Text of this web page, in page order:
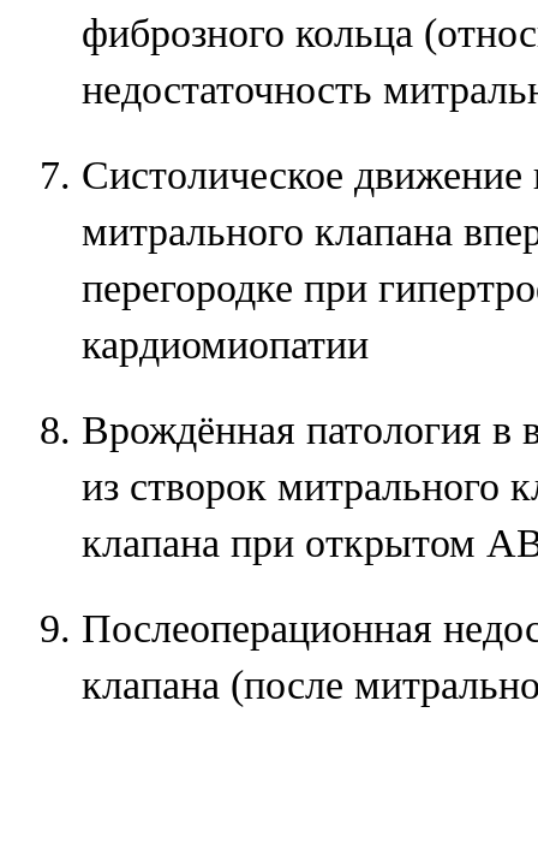
фиброзного кольца
недостаточность
Систолическое движение
митрального клапана
перегородке при
кардиомиопатии
Врождённая патология в
из створок митрального
клапана при открытом
Послеоперационная
клапана (после